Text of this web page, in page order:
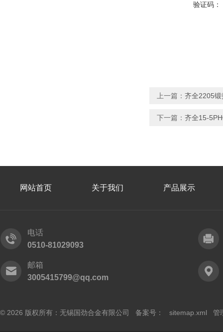
验证码：
上一篇： 齐全2205
下一篇： 齐全15-
网站首页 关于我们 产品展示
电话
0510-81029093
邮箱
3005415799@qq.com
© 2026 版权所有：无锡国劲合金有限公司 备案号： sitemap.xml 管